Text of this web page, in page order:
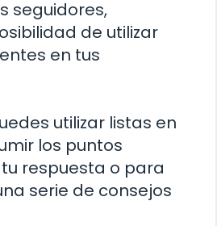
seguidores,
de utilizar
en tus
utilizar listas en
los puntos
respuesta o para
serie de consejos